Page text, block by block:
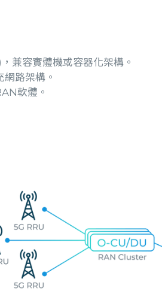
兼容實體機或容器化架構。
路架構。
軟體。